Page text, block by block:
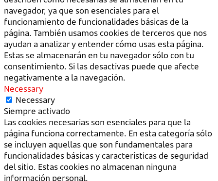
navegador, ya que son esenciales para el
funcionamiento de funcionalidades básicas de la
página. También usamos cookies de terceros que nos
ayudan a analizar y entender cómo usas esta página.
Estas se almacenarán en tu navegador sólo con tu
consentimiento. Si las desactivas puede que afecte
negativamente a la navegación.
Necessary
Necessary
Siempre activado
Las cookies necesarias son esenciales para que la
página funciona correctamente. En esta categoría sólo
se incluyen aquellas que son fundamentales para
funcionalidades básicas y características de seguridad
del sitio. Estas cookies no almacenan ninguna
información personal.